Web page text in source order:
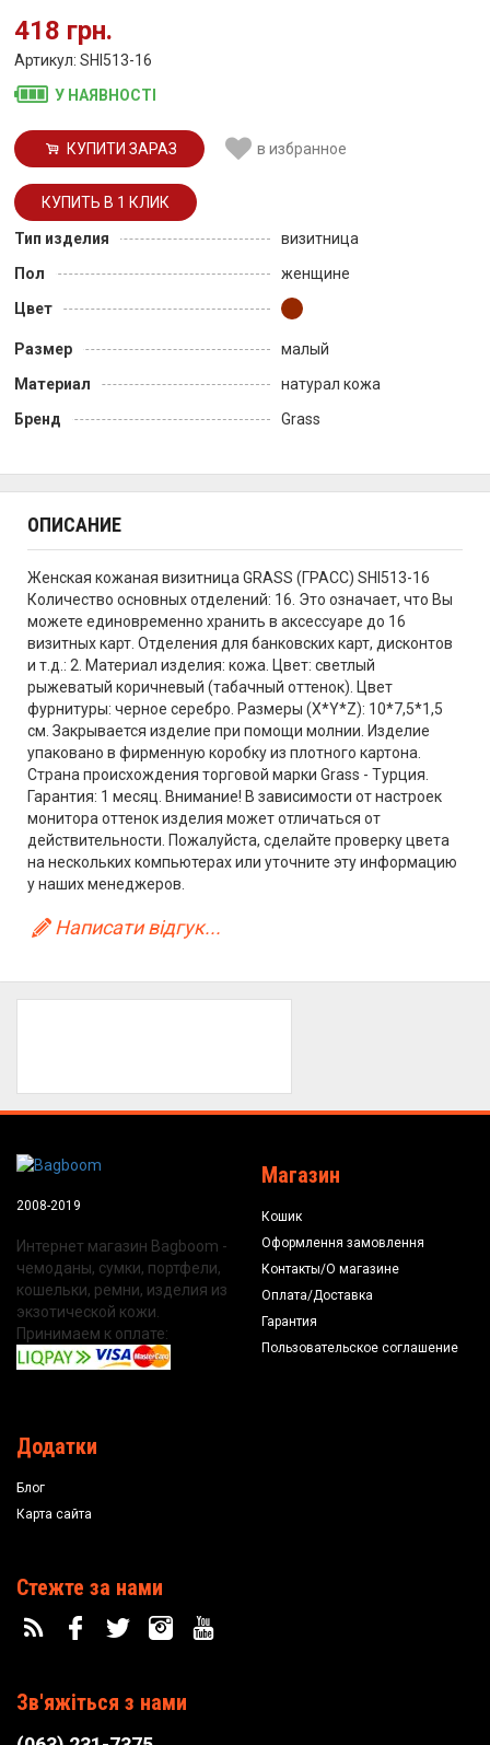
418 грн.
Артикул: SHI513-16
У НАЯВНОСТІ
КУПИТИ ЗАРАЗ в избранное
Тип изделия
визитница
Пол
женщине
Цвет
Размер
малый
Материал
натурал кожа
Бренд
Grass
ОПИСАНИЕ
Женская кожаная визитница GRASS (ГРАСС) SHI513-16
Количество основных отделений: 16. Это означает, что Вы
можете единовременно хранить в аксессуаре до 16
визитных карт. Отделения для банковских карт, дисконтов
и т.д.: 2. Материал изделия: кожа. Цвет: светлый
рыжеватый коричневый (табачный оттенок). Цвет
фурнитуры: черное серебро. Размеры (X*Y*Z): 10*7,5*1,5
см. Закрывается изделие при помощи молнии. Изделие
упаковано в фирменную коробку из плотного картона.
Страна происхождения торговой марки Grass - Турция.
Гарантия: 1 месяц. Внимание! В зависимости от настроек
монитора оттенок изделия может отличаться от
действительности. Пожалуйста, сделайте проверку цвета
на нескольких компьютерах или уточните эту информацию
у наших менеджеров.
Написати відгук...
2008-2019
Интернет магазин Bagboom -
чемоданы, сумки, портфели,
кошельки, ремни, изделия из
экзотической кожи.
Принимаем к оплате:
Магазин
Кошик
Оформлення замовлення
Контакты/О магазине
Оплата/Доставка
Гарантия
Пользовательское соглашение
Додатки
Блог
Карта сайта
Стежте за нами
Зв'яжіться з нами